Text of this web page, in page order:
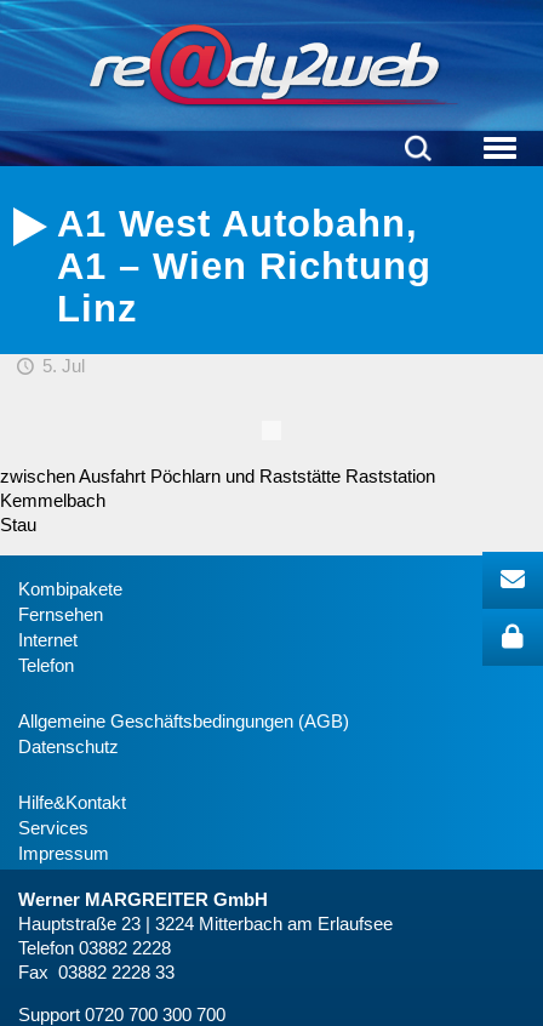
A1 West Autobahn,
A1 – Wien Richtung
Linz
5. Jul
zwischen Ausfahrt Pöchlarn und Raststätte Raststation
Kemmelbach
Stau
Kombipakete
Fernsehen
Internet
Telefon
Allgemeine Geschäftsbedingungen (AGB)
Datenschutz
Hilfe&Kontakt
Services
Impressum
Werner MARGREITER GmbH
Hauptstraße 23 | 3224 Mitterbach am Erlaufsee
Telefon 03882 2228
Fax 03882 2228 33
Support 0720 700 300 700